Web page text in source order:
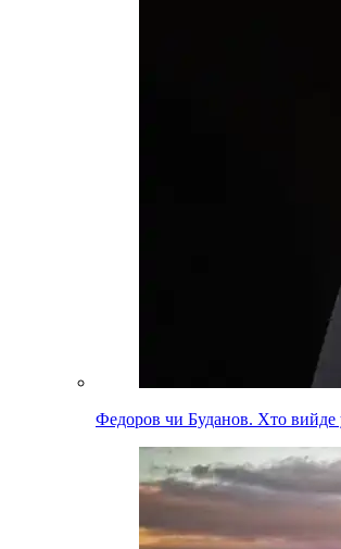
Федоров чи Буданов. Хто вийде